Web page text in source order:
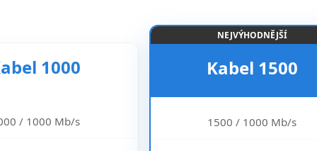
1000
/ 1000 Mb/s
NEJVÝHODNĚJŠÍ
Kabel 1500
1500 / 1000 Mb/s